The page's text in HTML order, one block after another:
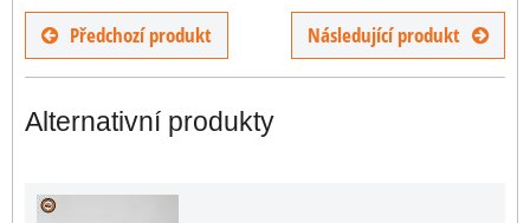
Předchozí produkt Následující produkt
Alternativní produkty